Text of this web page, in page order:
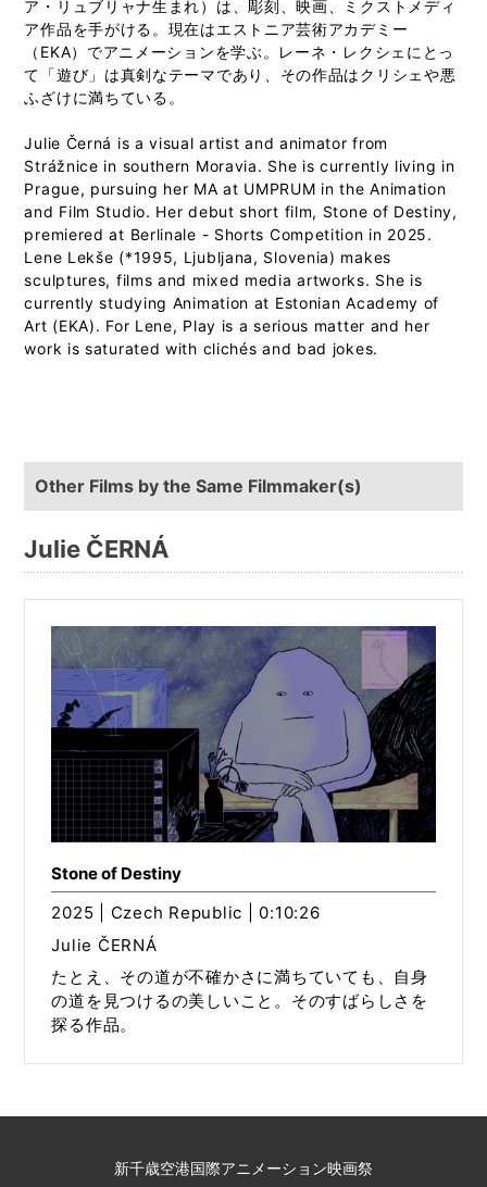
ア・リュブリャナ生まれ）は、彫刻、映画、ミクストメディ
ア作品を手がける。現在はエストニア芸術アカデミー
（EKA）でアニメーションを学ぶ。レーネ・レクシェにとっ
て「遊び」は真剣なテーマであり、その作品はクリシェや悪
ふざけに満ちている。
Julie Černá is a visual artist and animator from
Strážnice in southern Moravia. She is currently living in
Prague, pursuing her MA at UMPRUM in the Animation
and Film Studio. Her debut short film, Stone of Destiny,
premiered at Berlinale - Shorts Competition in 2025.
Lene Lekše (*1995, Ljubljana, Slovenia) makes
sculptures, films and mixed media artworks. She is
currently studying Animation at Estonian Academy of
Art (EKA). For Lene, Play is a serious matter and her
work is saturated with clichés and bad jokes.
Other Films by the Same Filmmaker(s)
Julie ČERNÁ
Stone of Destiny
2025 | Czech Republic | 0:10:26
Julie ČERNÁ
たとえ、その道が不確かさに満ちていても、自身
の道を見つけるの美しいこと。そのすばらしさを
探る作品。
新千歳空港国際アニメーション映画祭